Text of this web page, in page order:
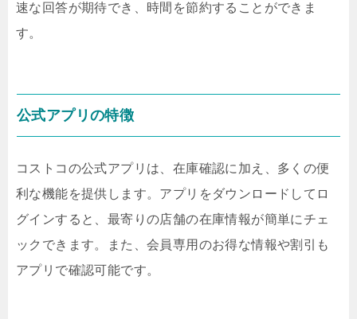
速な回答が期待でき、時間を節約することができま
す。
公式アプリの特徴
コストコの公式アプリは、在庫確認に加え、多くの便
利な機能を提供します。アプリをダウンロードしてロ
グインすると、最寄りの店舗の在庫情報が簡単にチェ
ックできます。また、会員専用のお得な情報や割引も
アプリで確認可能です。